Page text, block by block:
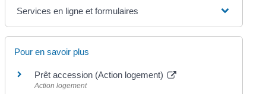
Services en ligne et formulaires
Pour en savoir plus
Prêt accession (Action logement)
Action logement